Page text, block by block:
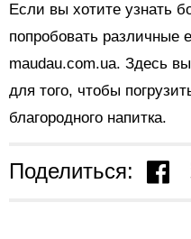
Если вы хотите узнать
попробовать различные
maudau.com.ua. Здесь
для того, чтобы
благородного напитка.
Поделиться: